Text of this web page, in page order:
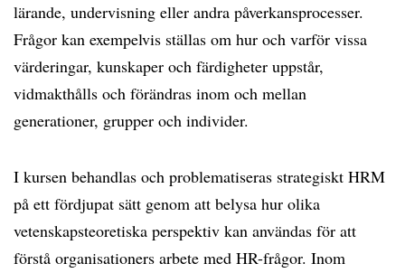
lärande, undervisning eller andra påverkansprocesser.
Frågor kan exempelvis ställas om hur och varför vissa
värderingar, kunskaper och färdigheter uppstår,
vidmakthålls och förändras inom och mellan
generationer, grupper och individer.
I kursen behandlas och problematiseras strategiskt HRM
på ett fördjupat sätt genom att belysa hur olika
vetenskapsteoretiska perspektiv kan användas för att
förstå organisationers arbete med HR-frågor. Inom